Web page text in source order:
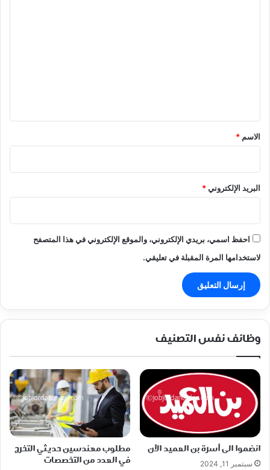
*
الاسم *
البريد الإلكتروني*
احفظ اسمي، بريدي الإلكتروني، والموقع الإلكتروني في هذا المتصفح
لاستخدامها المرة المقبلة في تعليقي.
وظائف نفس التصنيف
انضموا الى أسرة بن العميد الآن
سبتمبر 11, 2024
مطلوب مهندسين حديثي التخرج
في العدد من التخصصات